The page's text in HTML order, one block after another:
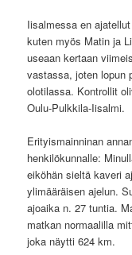
Iisalmessa en
kuten myös Matin ja
useaan kertaan
vastassa, joten lopun
olotilassa. Kontrollit
Oulu-Pulkkila-Iisalmi.
Erityismainninan
henkilökunnalle:
eiköhän sieltä kaveri
ylimääräisen ajelun.
ajoaika n. 27 tuntia.
matkan normaalilla
joka näytti 624 km.